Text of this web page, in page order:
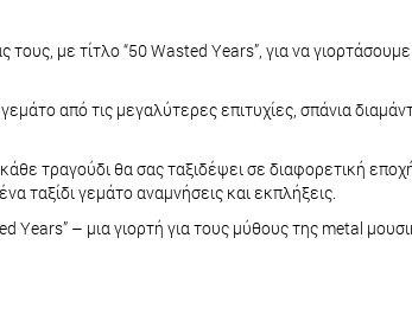
με τίτλο “50 Wasted Years”, για να γιορτάσουμε
από τις μεγαλύτερες επιτυχίες, σπάνια
τραγούδι θα σας ταξιδέψει σε διαφορετική
ταξίδι γεμάτο αναμνήσεις και εκπλήξεις.
– μια γιορτή για τους μύθους της metal